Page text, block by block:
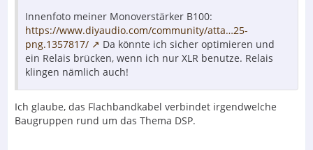
Innenfoto meiner Monoverstärker B100:
https://www.diyaudio.com/community/atta…25-
png.1357817/
Da könnte ich sicher optimieren und
ein Relais brücken, wenn ich nur XLR benutze. Relais
klingen nämlich auch!
Ich glaube, das Flachbandkabel verbindet irgendwelche
Baugruppen rund um das Thema DSP.